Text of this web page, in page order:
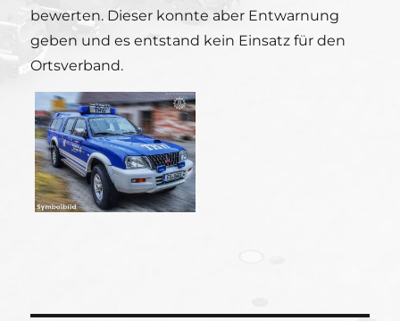
bewerten. Dieser konnte aber Entwarnung
geben und es entstand kein Einsatz für den
Ortsverband.